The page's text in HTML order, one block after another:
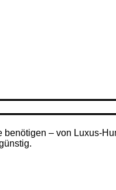
– von Luxus-